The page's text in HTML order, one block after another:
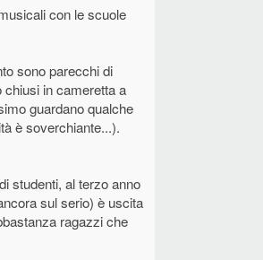
con le scuole
sono parecchi di
chiusi in cameretta a
guardano qualche
è soverchiante...).
studenti, al terzo anno
sul serio) è uscita
ragazzi che